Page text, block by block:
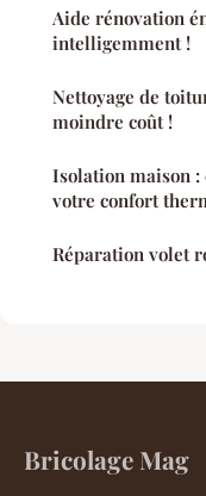
Aide rénovation
intelligemment !
Nettoyage de
moindre coût !
Isolation maison
votre confort
Réparation volet
Bricolage Mag